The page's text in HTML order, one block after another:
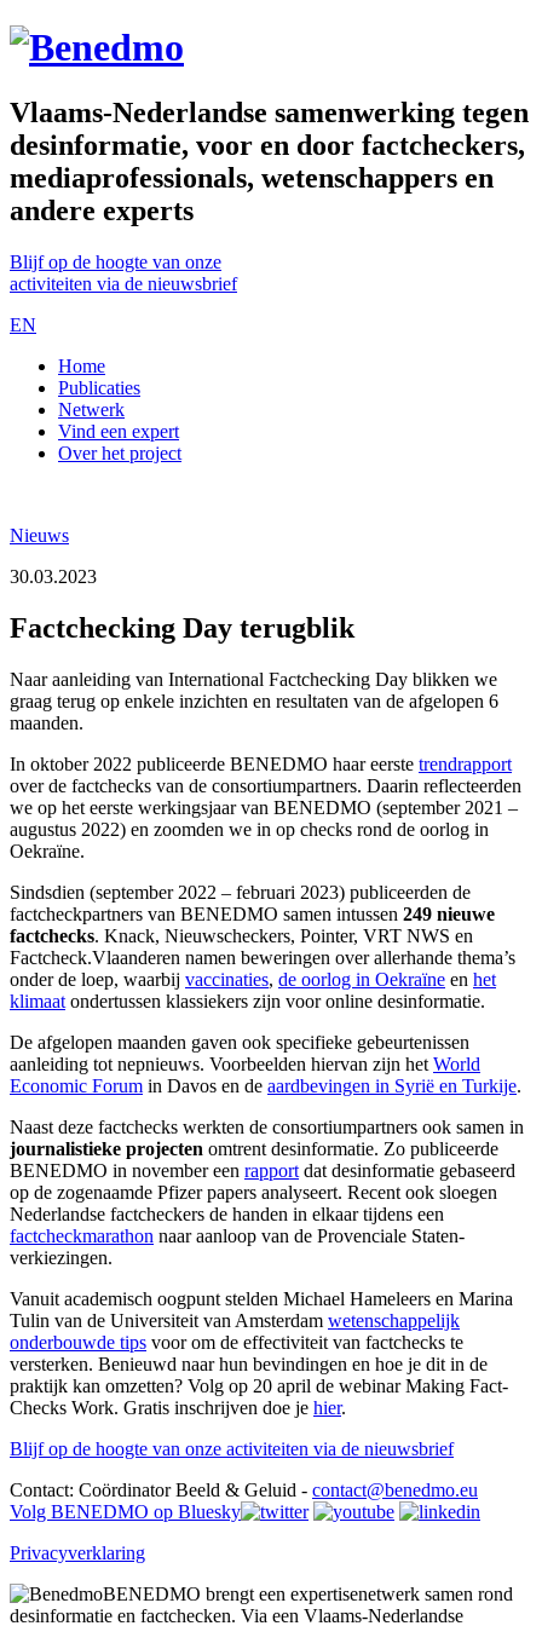
Vlaams-Nederlandse samenwerking tegen
desinformatie, voor en door factcheckers,
mediaprofessionals, wetenschappers en
andere experts
Blijf op de hoogte van onze
activiteiten via de nieuwsbrief
EN
Home
Publicaties
Netwerk
Vind een expert
Over het project
Nieuws
30.03.2023
Factchecking Day terugblik
Naar aanleiding van International Factchecking Day blikken we
graag terug op enkele inzichten en resultaten van de afgelopen 6
maanden.
In oktober 2022 publiceerde BENEDMO haar eerste trendrapport
over de factchecks van de consortiumpartners. Daarin reflecteerden
we op het eerste werkingsjaar van BENEDMO (september 2021 –
augustus 2022) en zoomden we in op checks rond de oorlog in
Oekraïne.
Sindsdien (september 2022 – februari 2023) publiceerden de
factcheckpartners van BENEDMO samen intussen 249 nieuwe
factchecks. Knack, Nieuwscheckers, Pointer, VRT NWS en
Factcheck.Vlaanderen namen beweringen over allerhande thema’s
onder de loep, waarbij vaccinaties, de oorlog in Oekraïne en het
klimaat ondertussen klassiekers zijn voor online desinformatie.
De afgelopen maanden gaven ook specifieke gebeurtenissen
aanleiding tot nepnieuws. Voorbeelden hiervan zijn het World
Economic Forum in Davos en de aardbevingen in Syrië en Turkije.
Naast deze factchecks werkten de consortiumpartners ook samen in
journalistieke projecten omtrent desinformatie. Zo publiceerde
BENEDMO in november een rapport dat desinformatie gebaseerd
op de zogenaamde Pfizer papers analyseert. Recent ook sloegen
Nederlandse factcheckers de handen in elkaar tijdens een
factcheckmarathon naar aanloop van de Provenciale Staten-
verkiezingen.
Vanuit academisch oogpunt stelden Michael Hameleers en Marina
Tulin van de Universiteit van Amsterdam wetenschappelijk
onderbouwde tips voor om de effectiviteit van factchecks te
versterken. Benieuwd naar hun bevindingen en hoe je dit in de
praktijk kan omzetten? Volg op 20 april de webinar Making Fact-
Checks Work. Gratis inschrijven doe je hier.
Blijf op de hoogte van onze activiteiten via de nieuwsbrief
Contact: Coördinator Beeld & Geluid - contact@benedmo.eu
Volg BENEDMO op Bluesky
Privacyverklaring
BENEDMO brengt een expertisenetwerk samen rond
desinformatie en factchecken. Via een Vlaams-Nederlandse